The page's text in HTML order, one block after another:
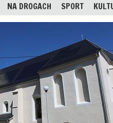
NA DROGACH SPORT